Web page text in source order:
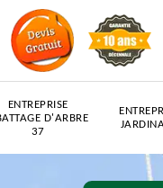
ENTREPRISE
D'ARBRE
37